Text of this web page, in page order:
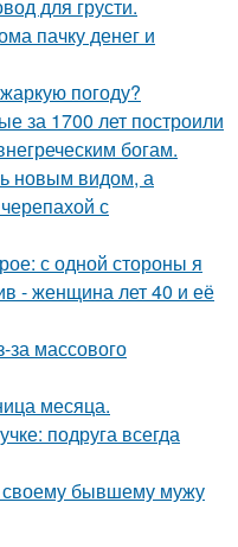
для грусти.
пачку денег и
погоду?
за 1700 лет построили
богам.
новым видом, а
с
с одной стороны я
- женщина лет 40 и её
за массового
месяца.
подруга всегда
своему бывшему мужу